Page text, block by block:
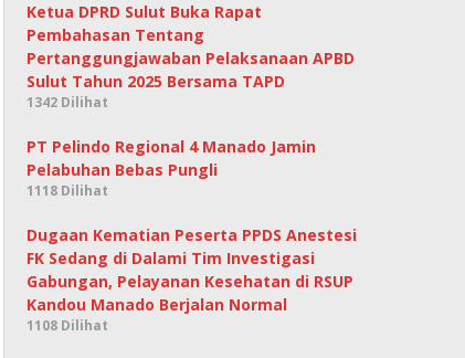
Ketua DPRD Sulut Buka Rapat
Pembahasan Tentang
Pertanggungjawaban Pelaksanaan APBD
Sulut Tahun 2025 Bersama TAPD
1342 Dilihat
PT Pelindo Regional 4 Manado Jamin
Pelabuhan Bebas Pungli
1118 Dilihat
Dugaan Kematian Peserta PPDS Anestesi
FK Sedang di Dalami Tim Investigasi
Gabungan, Pelayanan Kesehatan di RSUP
Kandou Manado Berjalan Normal
1108 Dilihat